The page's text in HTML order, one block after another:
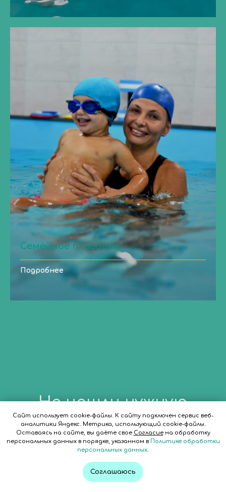
Семейное плавание
Подробнее
Не нашли нужную
услугу?
Оставьте заявку и мы постараемся
Вам помочь!
Сайт использует cookie-файлы. К cайту подключен сервис веб-
аналитики Яндекс. Метрика, использующий cookie-файлы.
Оставаясь на сайте, вы даёте свое Согласиена обработку
персональных данных в порядке, указанном в Политике обработки
персональных данных.
Соглашаюсь
ОНЛАЙН